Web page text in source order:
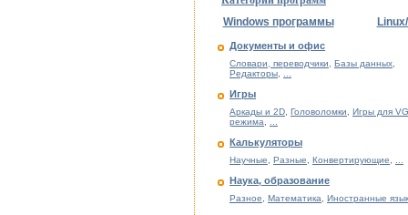
Windows программы
Документы и офис
Словари, переводчики, Базы данных,
Редакторы, ...
Игры
Аркады и 2D, Головоломки, Игры для
режима, ...
Калькуляторы
Научные, Разные, Конвертирующие, ...
Наука, образование
Разное, Математика, Иностранные